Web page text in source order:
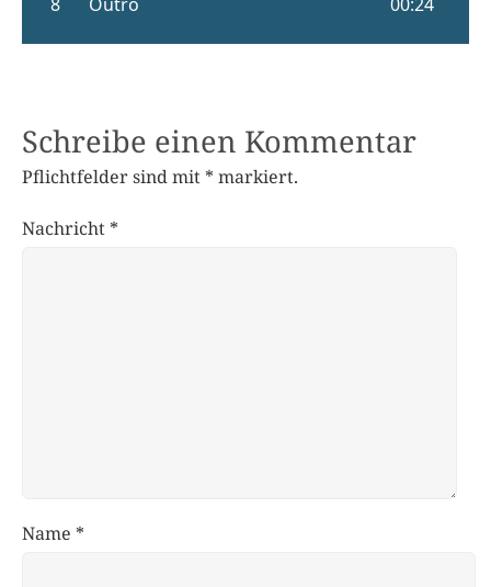
Schreibe einen Kommentar
Pflichtfelder sind mit * markiert.
Nachricht *
Name *